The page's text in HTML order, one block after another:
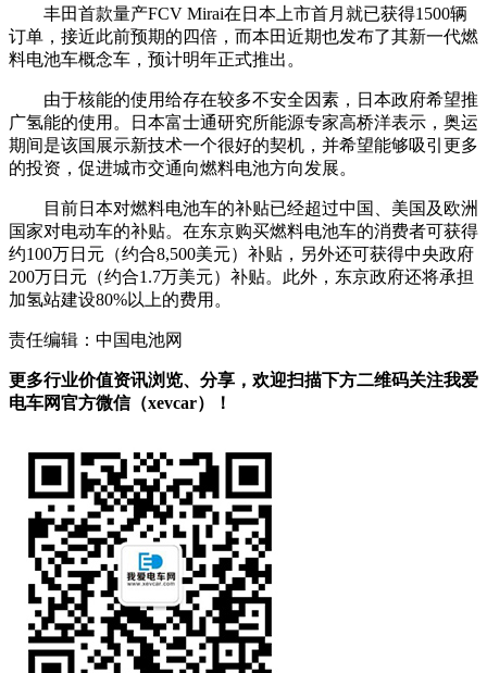
丰田首款量产FCV Mirai在日本上市首月就已获得1500辆
订单，接近此前预期的四倍，而本田近期也发布了其新一代燃
料电池车概念车，预计明年正式推出。
由于核能的使用给存在较多不安全因素，日本政府希望推
广氢能的使用。日本富士通研究所能源专家高桥洋表示，奥运
期间是该国展示新技术一个很好的契机，并希望能够吸引更多
的投资，促进城市交通向燃料电池方向发展。
目前日本对燃料电池车的补贴已经超过中国、美国及欧洲
国家对电动车的补贴。在东京购买燃料电池车的消费者可获得
约100万日元（约合8,500美元）补贴，另外还可获得中央政府
200万日元（约合1.7万美元）补贴。此外，东京政府还将承担
加氢站建设80%以上的费用。
责任编辑：中国电池网
更多行业价值资讯浏览、分享，欢迎扫描下方二维码关注我爱
电车网官方微信（xevcar）！